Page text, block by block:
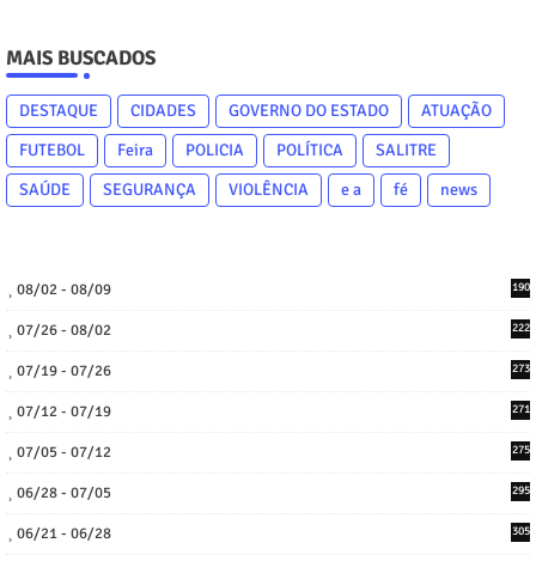
MAIS BUSCADOS
DESTAQUE CIDADES GOVERNO DO ESTADO
ATUAÇÃO
FUTEBOL
Feira POLICIA POLÍTICA
SALITRE
SAÚDE
SEGURANÇA VIOLÊNCIA e a fé news
08/02 - 08/09 190
07/26 - 08/02 222
07/19 - 07/26 273
07/12 - 07/19 271
07/05 - 07/12 275
06/28 - 07/05 295
06/21 - 06/28 305